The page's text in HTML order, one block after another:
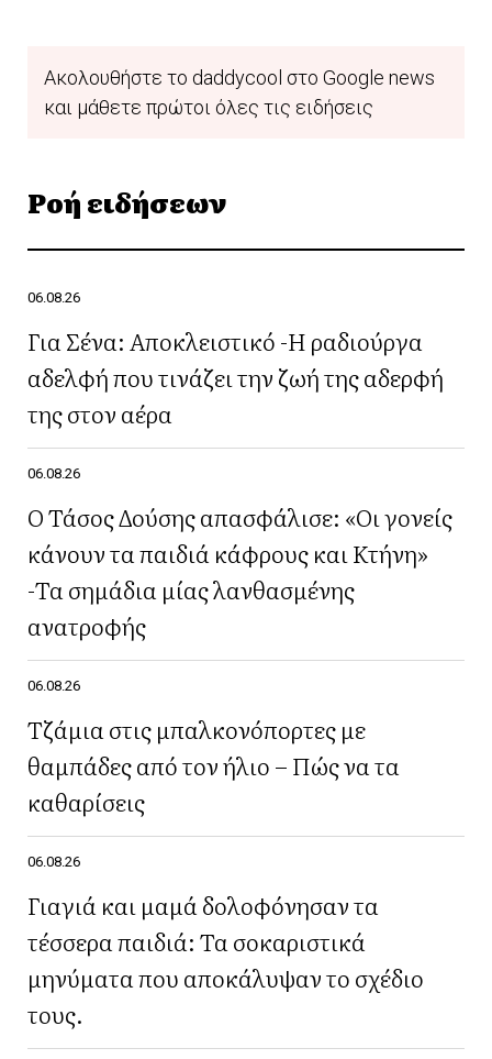
Ακολουθήστε το daddycool στο Google news
και μάθετε πρώτοι όλες τις ειδήσεις
Ροή ειδήσεων
06.08.26
Για Σένα: Αποκλειστικό -Η ραδιούργα
αδελφή που τινάζει την ζωή της αδερφή
της στον αέρα
06.08.26
Ο Τάσος Δούσης απασφάλισε: «Οι γονείς
κάνουν τα παιδιά κάφρους και Κτήνη»
-Τα σημάδια μίας λανθασμένης
ανατροφής
06.08.26
Τζάμια στις μπαλκονόπορτες με
θαμπάδες από τον ήλιο – Πώς να τα
καθαρίσεις
06.08.26
Γιαγιά και μαμά δολοφόνησαν τα
τέσσερα παιδιά: Τα σοκαριστικά
μηνύματα που αποκάλυψαν το σχέδιο
τους.